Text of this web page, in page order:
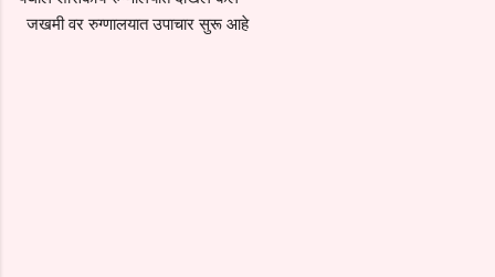
जखमी वर रुग्णालयात उपाचार सुरू आहे